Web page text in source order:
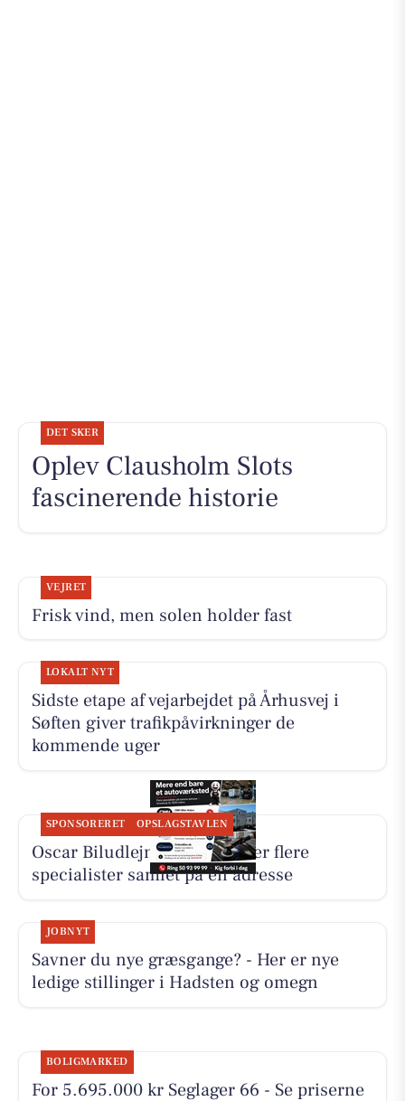
DET SKER
Oplev Clausholm Slots
fascinerende historie
VEJRET
Frisk vind, men solen holder fast
LOKALT NYT
Sidste etape af vejarbejdet på Århusvej i
Søften giver trafikpåvirkninger de
kommende uger
SPONSORERET OPSLAGSTAVLEN
Oscar Biludlejning fremhæver flere
specialister samlet på én adresse
JOBNYT
Savner du nye græsgange? - Her er nye
ledige stillinger i Hadsten og omegn
BOLIGMARKED
For 5.695.000 kr Seglager 66 - Se priserne